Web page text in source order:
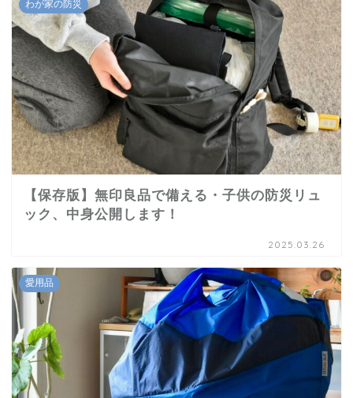
わが家の防災
【保存版】無印良品で備える・子供の防災リュ
ック、中身公開します！
2025.03.26
愛用品